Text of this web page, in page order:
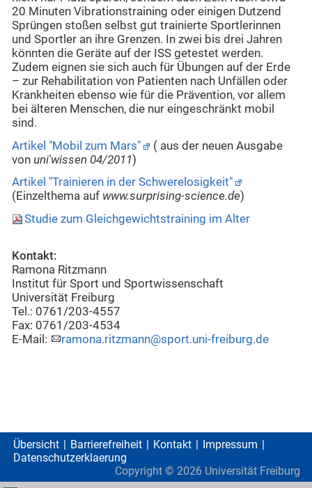
20 Minuten Vibrationstraining oder einigen Dutzend
Sprüngen stoßen selbst gut trainierte Sportlerinnen
und Sportler an ihre Grenzen. In zwei bis drei Jahren
könnten die Geräte auf der ISS getestet werden.
Zudem eignen sie sich auch für Übungen auf der Erde
– zur Rehabilitation von Patienten nach Unfällen oder
Krankheiten ebenso wie für die Prävention, vor allem
bei älteren Menschen, die nur eingeschränkt mobil
sind.
Artikel "Mobil zum Mars"
( aus der neuen Ausgabe
von uni'wissen 04/2011)
Artikel "Trainieren in der Schwerelosigkeit"
(Einzelthema auf www.surprising-science.de)
Studie zum Gleichgewichtstraining im Alter
Kontakt:
Ramona Ritzmann
Institut für Sport und Sportwissenschaft
Universität Freiburg
Tel.: 0761/203-4557
Fax: 0761/203-4534
E-Mail:
ramona.ritzmann@sport.uni-freiburg.de
Übersicht Barrierefreiheit Kontakt
Impressum
Datenschutzerklaerung
Copyright © 2026 Universität Freiburg